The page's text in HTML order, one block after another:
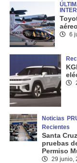
6
Noticias
Recientes
Santa
pruebas
Permiso
29 junio,